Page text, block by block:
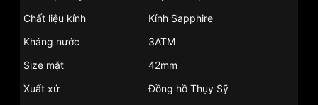
Chất liệu kính
Kính Sapphire
Kháng nước
3ATM
Size mặt
42mm
Xuất xứ
Đồng hồ Thụy Sỹ